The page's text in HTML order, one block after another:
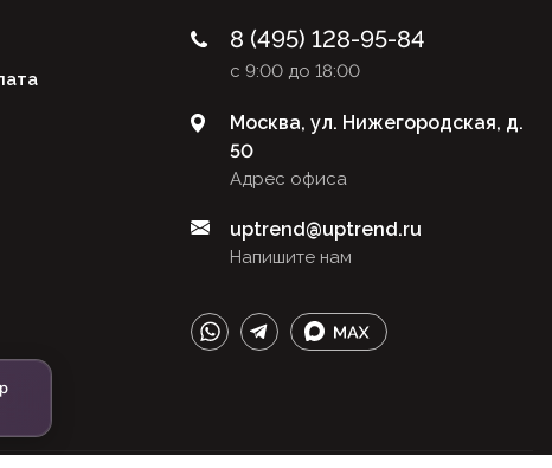
8 (495) 128-95-84
с 9:00 до 18:00
Адрес офиса
Москва, ул. Нижегородская, д.
50
Напишите нам
uptrend@uptrend.ru